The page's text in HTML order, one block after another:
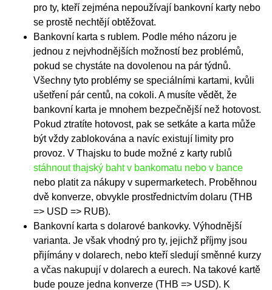
pro ty, kteří zejména nepoužívají bankovní karty nebo
se prostě nechtějí obtěžovat.
Bankovní karta s rublem. Podle mého názoru je
jednou z nejvhodnějších možností bez problémů,
pokud se chystáte na dovolenou na pár týdnů.
Všechny tyto problémy se speciálními kartami, kvůli
ušetření pár centů, na cokoli. A musíte vědět, že
bankovní karta je mnohem bezpečnější než hotovost.
Pokud ztratíte hotovost, pak se setkáte a karta může
být vždy zablokována a navíc existují limity pro
provoz. V Thajsku to bude možné z karty rublů
stáhnout thajský baht v bankomatu nebo v bance
nebo platit za nákupy v supermarketech. Proběhnou
dvě konverze, obvykle prostřednictvím dolaru (THB
=> USD => RUB).
Bankovní karta s dolarové bankovky. Výhodnější
varianta. Je však vhodný pro ty, jejichž příjmy jsou
přijímány v dolarech, nebo kteří sledují směnné kurzy
a včas nakupují v dolarech a eurech. Na takové kartě
bude pouze jedna konverze (THB => USD). K